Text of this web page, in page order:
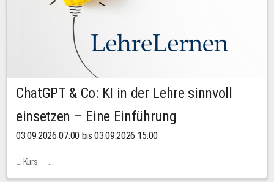
ChatGPT & Co: KI in der Lehre sinnvoll
einsetzen – Eine Einführung
03.09.2026 07:00 bis 03.09.2026 15:00
Kurs
Bachstraße 18k - SR 102 (Seminarraum Servicestelle LehreLernen)